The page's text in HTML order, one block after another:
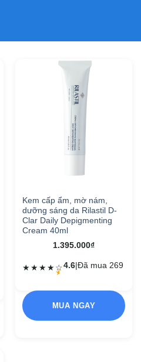
Kem cấp ẩm, mờ nám,
dưỡng sáng da Rilastil D-
Clar Daily Depigmenting
Cream 40ml
1.395.000₫
★★★★★
☆4.6|Đã mua 269
MUA NGAY